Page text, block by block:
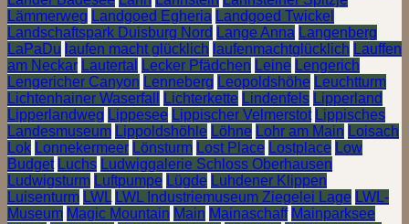
Lämmerweg Landgoed Egheria Landgoed Twickel
Landschaftspark Duisburg Nord Lange Anna Langenberg
LaPaDu laufen macht glücklich laufenmachtglücklich Lauffen
am Neckar Lautertal Lecker Pfädchen Leine Lengerich
Lengericher Canyon Lenneberg Leopoldshöhe Leuchtturm
Lichtenhainer Waserfall
Lichterkette Lindenfels Lipperland
Lipperlandweg Lippesee Lippischer Velmerstot Lippisches
Landesmuseum Lippoldshöhle Löhne Lohr am Main Loisach
Lok Lonnekermeer Lönsturm Lost Place Lostplace Low
Budget Luchs Ludwiggalerie Schloss Oberhausen
Ludwigsturm Luftpumpe Lügde Luhdener Klippen
Luisenturm LWL LWL Industriemuseum Ziegelei Lage LWL-
Museum Magic Mountain Main Mainaschaff Mainparksee